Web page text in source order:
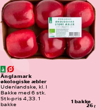
1 bakke
26,-
Änglamark
økologiske æbler
Udenlandske, kl. I
Bakke med 6 stk.
Stk-pris 4,33. 1
bakke